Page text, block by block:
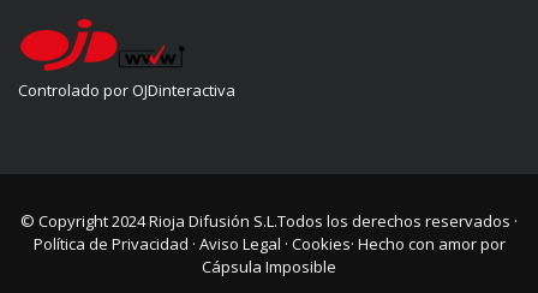
Controlado por OJDinteractiva
© Copyright 2024Rioja Difusión S.L.Todos los derechos reservados ·
Política de Privacidad · Aviso Legal · Cookies· Hecho con amor por
Cápsula Imposible